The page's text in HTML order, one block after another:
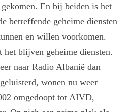
En bij beiden is het
betreffende geheime diensten
en willen voorkomen.
het blijven geheime diensten.
naar Radio Albanië dan
wonen nu weer
omgedoopt tot AIVD,